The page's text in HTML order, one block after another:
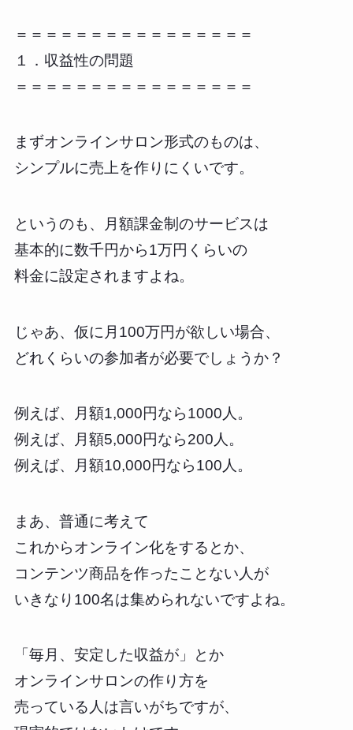
＝＝＝＝＝＝＝＝＝＝＝＝＝＝＝＝
１．収益性の問題
＝＝＝＝＝＝＝＝＝＝＝＝＝＝＝＝
まずオンラインサロン形式のものは、
シンプルに売上を作りにくいです。
というのも、月額課金制のサービスは
基本的に数千円から1万円くらいの
料金に設定されますよね。
じゃあ、仮に月100万円が欲しい場合、
どれくらいの参加者が必要でしょうか？
例えば、月額1,000円なら1000人。
例えば、月額5,000円なら200人。
例えば、月額10,000円なら100人。
まあ、普通に考えて
これからオンライン化をするとか、
コンテンツ商品を作ったことない人が
いきなり100名は集められないですよね。
「毎月、安定した収益が」とか
オンラインサロンの作り方を
売っている人は言いがちですが、